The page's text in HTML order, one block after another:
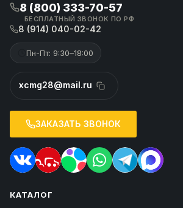
8 (800) 333-70-57
БЕСПЛАТНЫЙ ЗВОНОК ПО РФ
8 (914) 040-02-42
Пн-Пт: 9:30–18:00
xcmg28@mail.ru
ЗАКАЗАТЬ ЗВОНОК
КАТАЛОГ